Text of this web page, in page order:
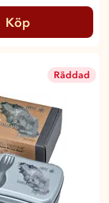
Köp
Räddad